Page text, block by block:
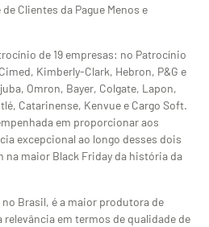
Clientes da Pague Menos e
de 19 empresas: no Patrocínio
Kimberly-Clark, Hebron, P&G e
Omron, Bayer, Colgate, Lapon,
Catarinense, Kenvue e Cargo Soft.
em proporcionar aos
excepcional ao longo desses dois
na maior Black Friday da história da
no Brasil, é a maior produtora de
em termos de qualidade de